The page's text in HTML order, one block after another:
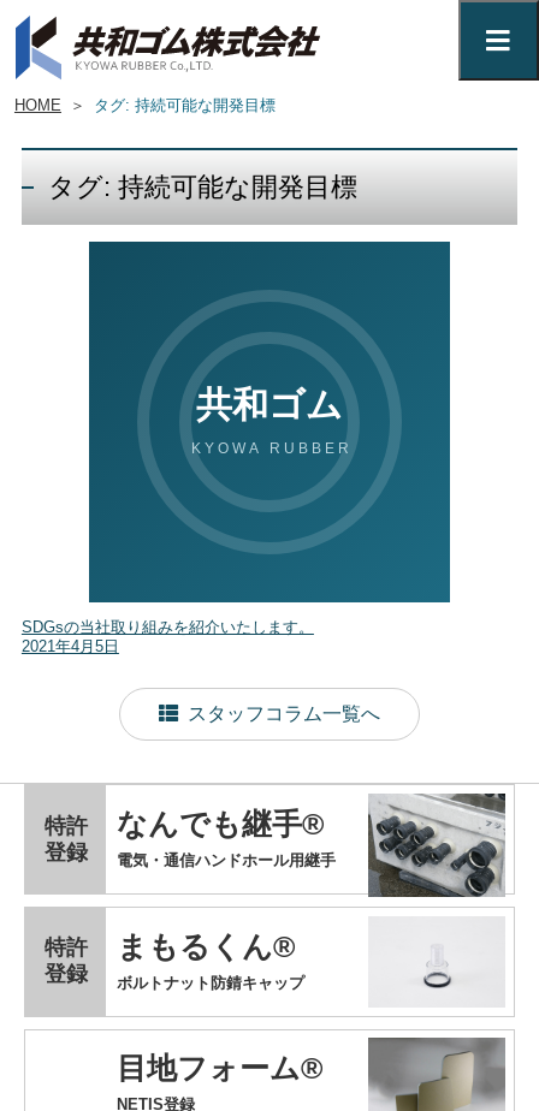
HOME ＞ タグ: 持続可能な開発目標
タグ: 持続可能な開発目標
SDGsの当社取り組みを紹介いたします。
2021年4月5日
スタッフコラム一覧へ
なんでも継手®
特許
登録
電気・通信ハンドホール用継手
まもるくん®
特許
登録
ボルトナット防錆キャップ
目地フォーム®
NETIS登録